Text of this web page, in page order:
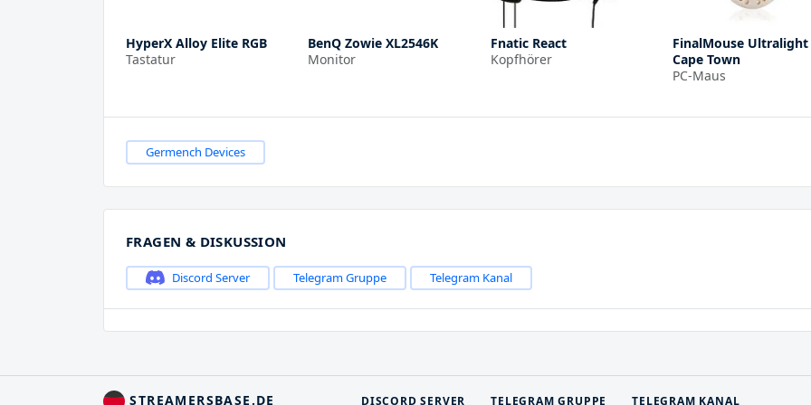
HyperX Alloy Elite RGB
Tastatur
BenQ Zowie XL2546K
Monitor
Fnatic React
Kopfhörer
FinalMouse Ultralight
Cape Town
PC-Maus
Germench Devices
FRAGEN & DISKUSSION
Discord Server Telegram Gruppe Telegram Kanal
STREAMERSBASE.DE DISCORD SERVER TELEGRAM GRUPPE TELEGRAM KANAL